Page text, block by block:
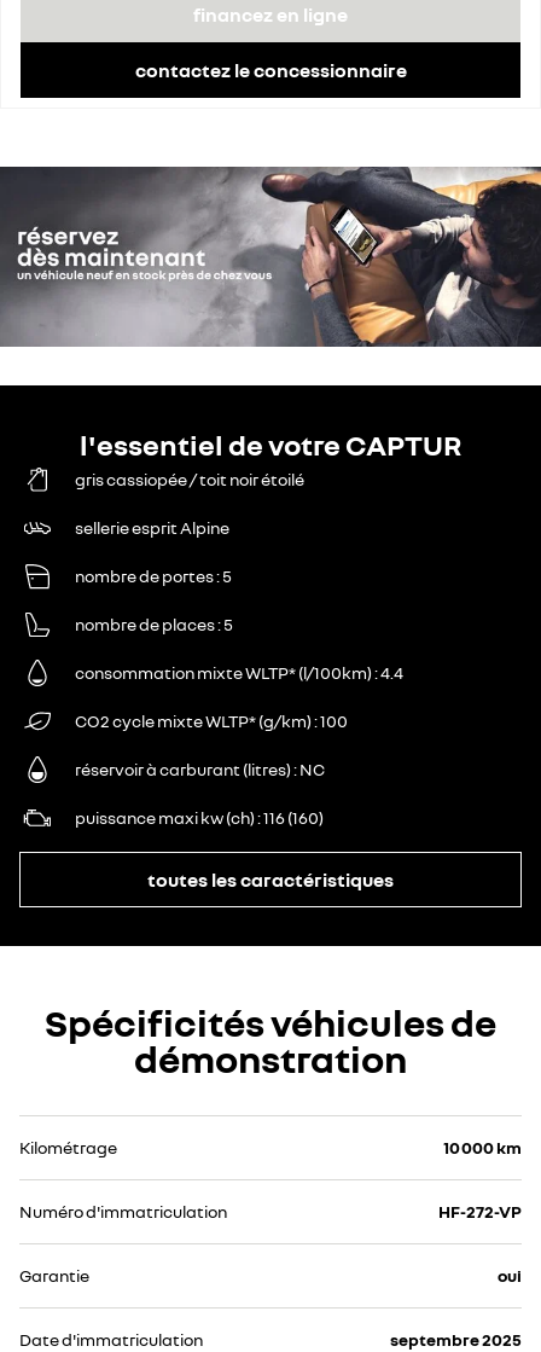
financez en ligne
contactez le concessionnaire
l'essentiel de votre CAPTUR
gris cassiopée / toit noir étoilé
sellerie esprit Alpine
nombre de portes 5
nombre de places 5
consommation mixte WLTP* (l/100km) 4.4
CO2 cycle mixte WLTP* (g/km) 100
réservoir à carburant (litres) NC
puissance maxi kw (ch) 116 (160)
toutes les caractéristiques
Spécificités véhicules de
démonstration
Kilométrage 10 000 km
Numéro d'immatriculation HF-272-VP
Garantie oui
Date d'immatriculation septembre 2025